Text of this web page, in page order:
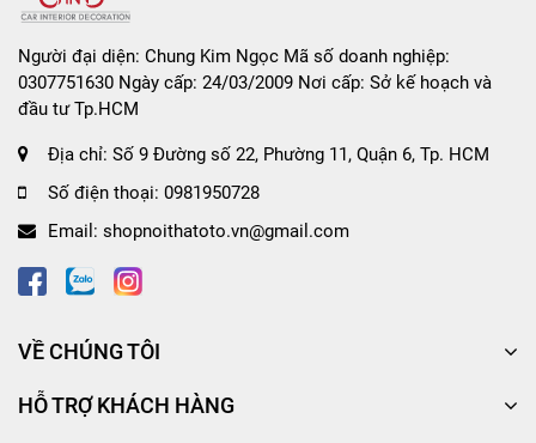
Người đại diện: Chung Kim Ngọc Mã số doanh nghiệp:
0307751630 Ngày cấp: 24/03/2009 Nơi cấp: Sở kế hoạch và
đầu tư Tp.HCM
Địa chỉ: Số 9 Đường số 22, Phường 11, Quận 6, Tp. HCM
Số điện thoại: 0981950728
Email: shopnoithatoto.vn@gmail.com
VỀ CHÚNG TÔI
HỖ TRỢ KHÁCH HÀNG